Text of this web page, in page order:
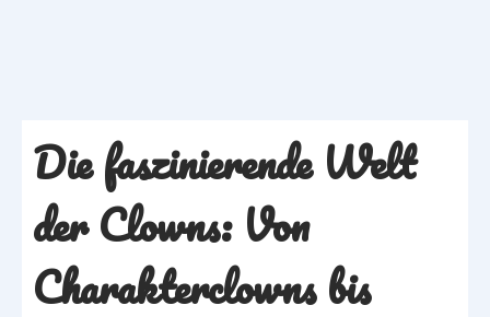
Die faszinierende Welt
der Clowns: Von
Charakterclowns bis